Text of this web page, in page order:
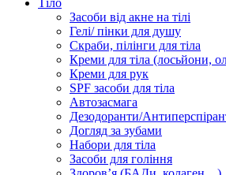
Тіло
Засоби від акне на тілі
Гелі/ пінки для душу
Скраби, пілінги для тіла
Креми для тіла (лосьйони,
Креми для рук
SPF засоби для тіла
Автозасмага
Дезодоранти/
Догляд за зубами
Набори для тіла
Засоби для гоління